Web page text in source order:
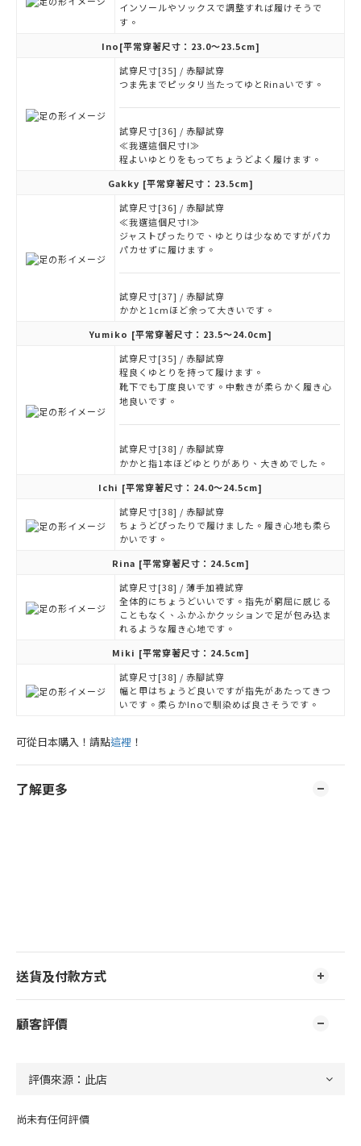
インソールやソックスで調整すれば履けそうで
す。
Ino[平常穿著尺寸：23.0～23.5cm]
試穿尺寸[35] / 赤腳試穿
つま先までピッタリ当たってゆとRinaいです。
試穿尺寸[36] / 赤腳試穿
≪我選這個尺寸!≫
程よいゆとりをもってちょうどよく履けます。
Gakky [平常穿著尺寸：23.5cm]
試穿尺寸[36] / 赤腳試穿
≪我選這個尺寸!≫
ジャストぴったりで、ゆとりは少なめですがパカ
パカせずに履けます。
試穿尺寸[37] / 赤腳試穿
かかと1cmほど余って大きいです。
Yumiko [平常穿著尺寸：23.5～24.0cm]
試穿尺寸[35] / 赤腳試穿
程良くゆとりを持って履けます。
靴下でも丁度良いです。中敷きが柔らかく履き心
地良いです。
試穿尺寸[38] / 赤腳試穿
かかと指1本ほどゆとりがあり、大きめでした。
Ichi [平常穿著尺寸：24.0～24.5cm]
試穿尺寸[38] / 赤腳試穿
ちょうどぴったりで履けました。履き心地も柔ら
かいです。
Rina [平常穿著尺寸：24.5cm]
試穿尺寸[38] / 薄手加襪試穿
全体的にちょうどいいです。指先が窮屈に感じる
こともなく、ふかふかクッションで足が包み込ま
れるような履き心地です。
Miki [平常穿著尺寸：24.5cm]
試穿尺寸[38] / 赤腳試穿
幅と甲はちょうど良いですが指先があたってきつ
いです。柔らかInoで馴染めば良さそうです。
可從日本購入！請點這裡 ！
了解更多
送貨及付款方式
顧客評價
尚未有任何評價